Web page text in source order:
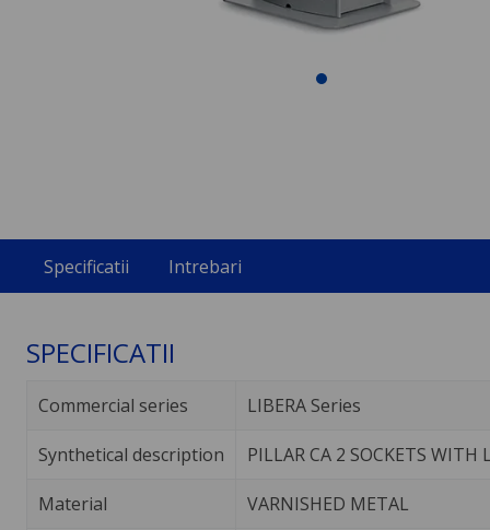
Specificatii Intrebari
SPECIFICATII
Commercial series LIBERA Series
Synthetical description PILLAR CA 2 SOCKETS WITH
Material VARNISHED METAL